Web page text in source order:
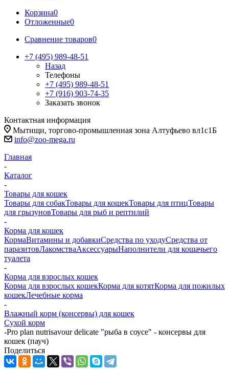
Корзина0
Отложенные0
Сравнение товаров0
+7 (495) 989-48-51
Назад
Телефоны
+7 (495) 989-48-51
+7 (916) 903-74-35
Заказать звонок
Контактная информация
Мытищи, торгово-промышленная зона Алтуфьево вл1с1Б
info@zoo-mega.ru
Главная
-
Каталог
-
Товары для кошек
Товары для собакТовары для кошекТовары для птицТовары
для грызуновТовары для рыб и рептилий
-
Корма для кошек
КормаВитамины и добавкиСредства по уходуСредства от
паразитовЛакомстваАксессуарыНаполнители для кошачьего
туалета
-
Корма для взрослых кошек
Корма для взрослых кошекКорма для котятКорма для пожилых
кошекЛечебные корма
-
Влажный корм (консервы) для кошек
Сухой корм
-Pro plan nutrisavour delicate "рыба в соусе" - консервы для
кошек (пауч)
Поделиться